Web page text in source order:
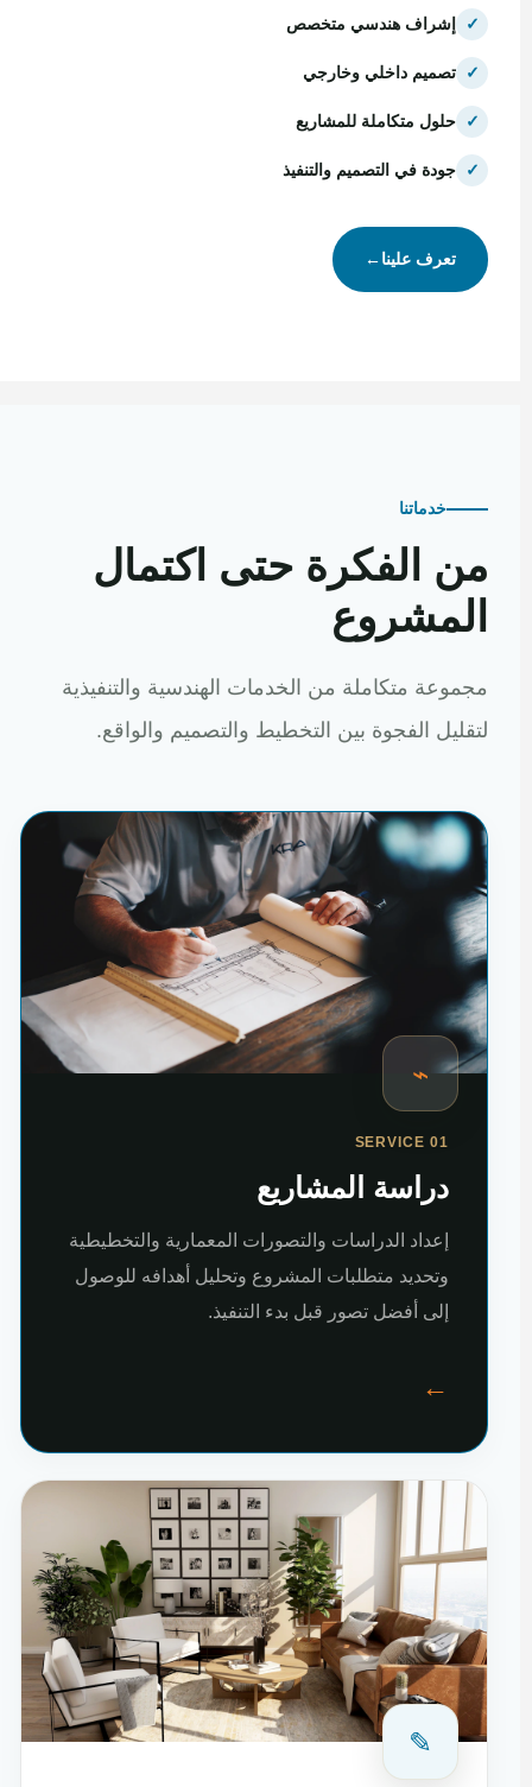
✓ إشراف هندسي متخصص
✓ تصميم داخلي وخارجي
✓ حلول متكاملة للمشاريع
✓ جودة في التصميم والتنفيذ
تعرف علينا←
خدماتنا
من الفكرة حتى اكتمال
المشروع
مجموعة متكاملة من الخدمات الهندسية والتنفيذية
لتقليل الفجوة بين التخطيط والتصميم والواقع.
⌁
SERVICE 01
دراسة المشاريع
إعداد الدراسات والتصورات المعمارية والتخطيطية
وتحديد متطلبات المشروع وتحليل أهدافه للوصول
إلى أفضل تصور قبل بدء التنفيذ.
←
✎